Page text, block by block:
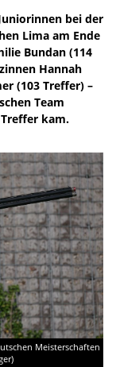
bei der
Lima am Ende
Bundan (114
Hannah
(103 Treffer) –
Team
kam.
Meisterschaften